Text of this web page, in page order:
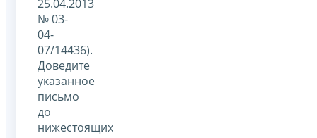
25.04.2013
№ 03-
04-
07/14436).
Доведите
указанное
письмо
до
нижестоящих